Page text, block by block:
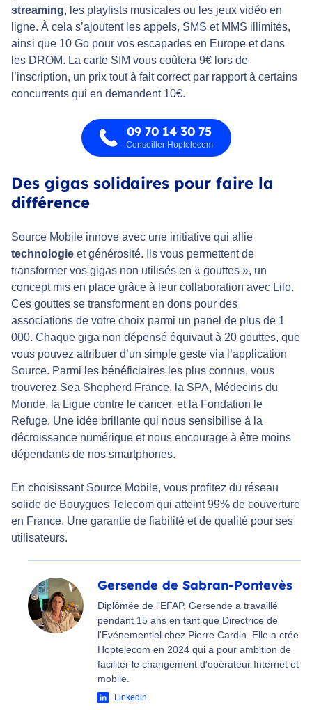
streaming, les playlists musicales ou les jeux vidéo en
ligne. À cela s’ajoutent les appels, SMS et MMS illimités,
ainsi que 10 Go pour vos escapades en Europe et dans
les DROM. La carte SIM vous coûtera 9€ lors de
l’inscription, un prix tout à fait correct par rapport à certains
concurrents qui en demandent 10€.
09 70 14 30 75
Conseiller Hoptelecom
Des gigas solidaires pour faire la
différence
Source Mobile innove avec une initiative qui allie
technologie et générosité. Ils vous permettent de
transformer vos gigas non utilisés en « gouttes », un
concept mis en place grâce à leur collaboration avec Lilo.
Ces gouttes se transforment en dons pour des
associations de votre choix parmi un panel de plus de 1
000. Chaque giga non dépensé équivaut à 20 gouttes, que
vous pouvez attribuer d’un simple geste via l’application
Source. Parmi les bénéficiaires les plus connus, vous
trouverez Sea Shepherd France, la SPA, Médecins du
Monde, la Ligue contre le cancer, et la Fondation le
Refuge. Une idée brillante qui nous sensibilise à la
décroissance numérique et nous encourage à être moins
dépendants de nos smartphones.
En choisissant Source Mobile, vous profitez du réseau
solide de Bouygues Telecom qui atteint 99% de couverture
en France. Une garantie de fiabilité et de qualité pour ses
utilisateurs.
Gersende de Sabran-Pontevès
Diplômée de l'EFAP, Gersende a travaillé
pendant 15 ans en tant que Directrice de
l'Evénementiel chez Pierre Cardin. Elle a crée
Hoptelecom en 2024 qui a pour ambition de
faciliter le changement d'opérateur Internet et
mobile.
Linkedin